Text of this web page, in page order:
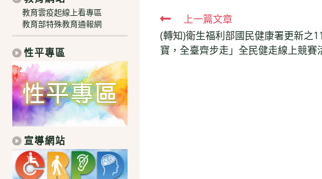
Read
more
articles
上一篇文章
(轉知)衛生福利部國民健康署更新之
寶，全臺齊步走」全民健走線上競賽
教育雲疫起線上看專區
教育部特殊教育通報網
性平專區
宣導網站